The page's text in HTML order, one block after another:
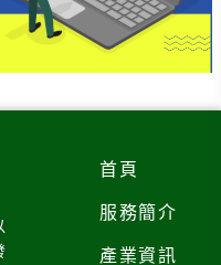
首頁
服務簡介
產業資訊